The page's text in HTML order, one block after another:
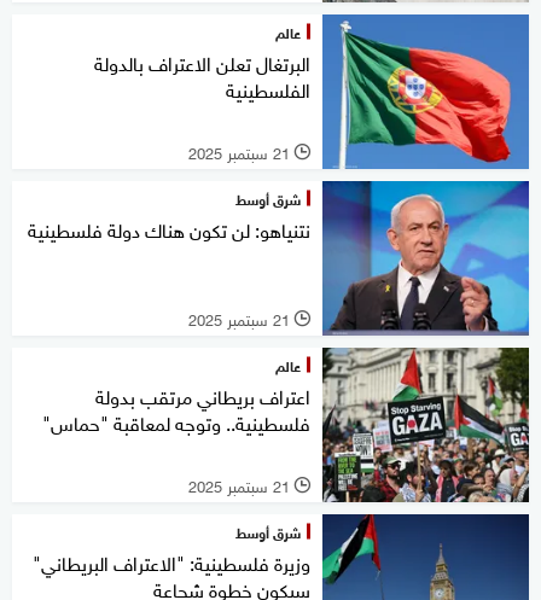
عالم
البرتغال تعلن الاعتراف بالدولة
الفلسطينية
l 21 سبتمبر 2025
شرق أوسط
نتنياهو: لن تكون هناك دولة فلسطينية
l 21 سبتمبر 2025
عالم
اعتراف بريطاني مرتقب بدولة
فلسطينية.. وتوجه لمعاقبة "حماس"
l 21 سبتمبر 2025
شرق أوسط
وزيرة فلسطينية: "الاعتراف البريطاني"
سيكون خطوة شجاعة